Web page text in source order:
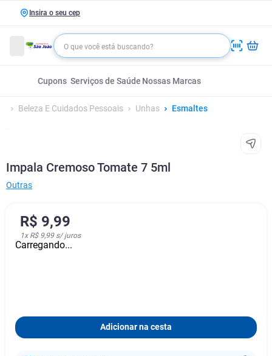
Insira o seu cep
Cupons Serviços de Saúde Nossas Marcas
Beleza E Cuidados Pessoais Unhas Esmaltes
Impala Cremoso Tomate 7 5ml
Outras
R$ 9,99
1x R$ 9,99s/ juros
Carregando...
Adicionar na cesta